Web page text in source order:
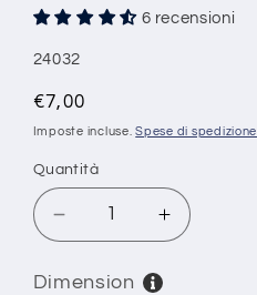
6 recensioni
SKU:
24032
Prezzo
di
€7,00
Imposte incluse.Spese di spedizione
Quantità
Diminuisci
quantità
per
Aumenta
quantità
per
Dimension